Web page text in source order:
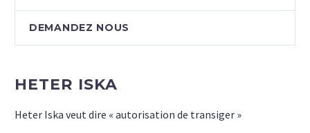
DEMANDEZ NOUS
HETER ISKA
Heter Iska veut dire « autorisation de transiger »